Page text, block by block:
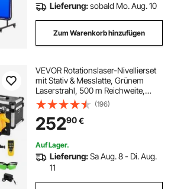
Lieferung:sobald Mo. Aug. 10
Zum Warenkorb hinzufügen
VEVOR Rotationslaser-Nivellierset
mit Stativ & Messlatte, Grünem
Laserstrahl, 500 m Reichweite,
einstellbarer Neigung, 360°
Drehbar, Flexiblem Scanwinkel,
inkl. Fernbedienung & Tragetasche
(196)
25290€
Auf Lager.
Lieferung:Sa Aug. 8 - Di. Aug.
11